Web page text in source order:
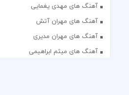
آهنگ های مهدی یغمایی
آهنگ های مهران آتش
آهنگ های مهران مدیری
آهنگ های میثم ابراهیمی